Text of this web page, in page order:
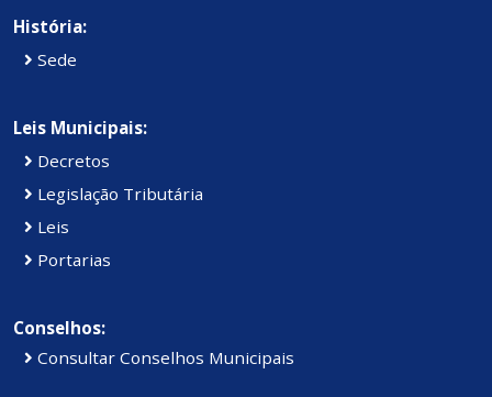
História:
Sede
Leis Municipais:
Decretos
Legislação Tributária
Leis
Portarias
Conselhos:
Consultar Conselhos Municipais